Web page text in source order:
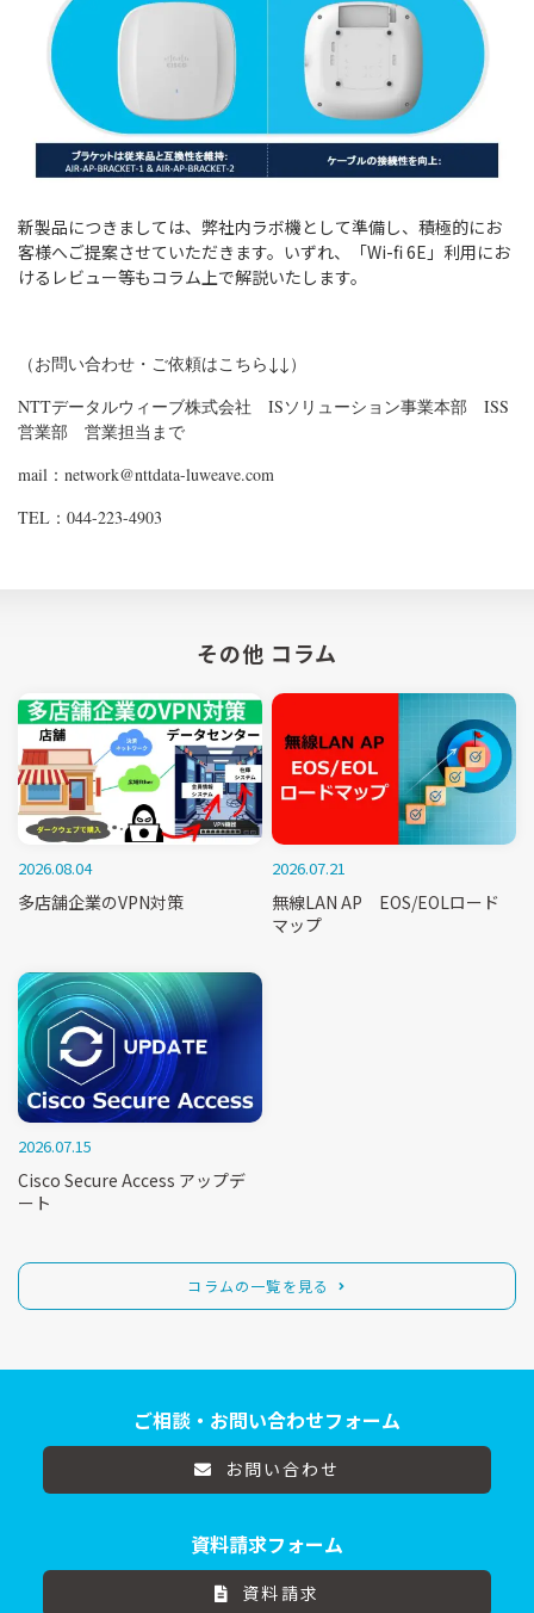
新製品につきましては、弊社内ラボ機として準備し、積極的にお
客様へご提案させていただきます。いずれ、「Wi-fi 6E」利用にお
けるレビュー等もコラム上で解説いたします。
（お問い合わせ・ご依頼はこちら↓↓）
NTTデータルウィーブ株式会社 ISソリューション事業本部 ISS
営業部 営業担当まで
mail：network@nttdata-luweave.com
TEL：044-223-4903
その他 コラム
2026.08.04
多店舗企業のVPN対策
2026.07.21
無線LAN AP EOS/EOLロード
マップ
2026.07.15
Cisco Secure Access アップデ
ート
コラムの一覧を見る
ご相談・お問い合わせフォーム
お問い合わせ
資料請求フォーム
資料請求